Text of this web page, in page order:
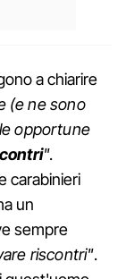
a chiarire
(e ne sono
opportune
".
carabinieri
un
sempre
riscontri".